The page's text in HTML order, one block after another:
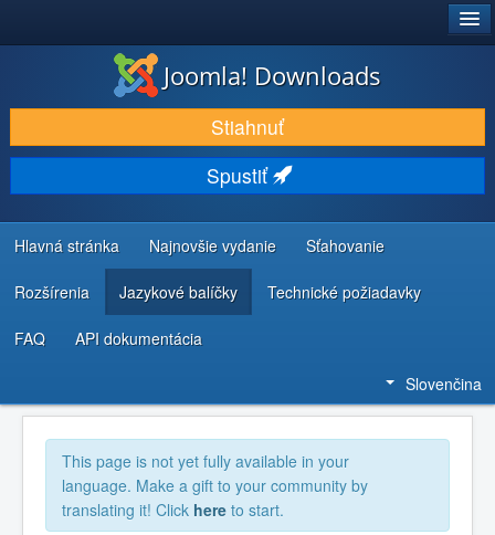
STIAHNUŤ & ROZŠÍRIŤ
OBJAVUJTE & UČTE SA
KOMUNITA & PODPORA
ZDROJE INFORMÁCIÍ PRE VÝVOJÁROV
Joomla! Downloads
Stiahnuť
Spustiť
Hlavná stránka Najnovšie vydanie Sťahovanie
Rozšírenia Jazykové balíčky Technické požiadavky
FAQ API dokumentácia
Slovenčina
This page is not yet fully available in your
language. Make a gift to your community by
translating it! Click here to start.